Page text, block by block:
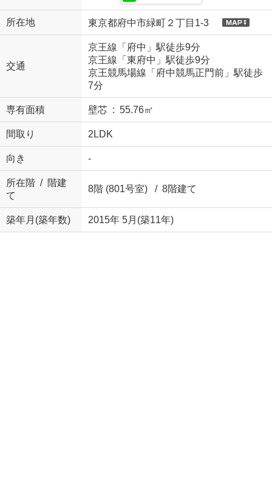
所在地 東京都府中市緑町２丁目1-3
交通
京王線「府中」駅徒歩9分
京王線「東府中」駅徒歩9分
京王競馬場線「府中競馬正門前」駅徒歩
7分
専有面積 壁芯 : 55.76㎡
間取り 2LDK
向き -
所在階 / 階建
て
8階 (801号室) / 8階建て
築年月(築年数) 2015年 5月(築11年)